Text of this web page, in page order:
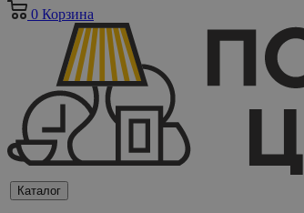
0 Корзина
Каталог